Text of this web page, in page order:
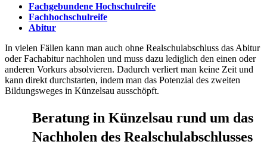
Fachgebundene Hochschulreife
Fachhochschulreife
Abitur
In vielen Fällen kann man auch ohne Realschulabschluss das Abitur
oder Fachabitur nachholen und muss dazu lediglich den einen oder
anderen Vorkurs absolvieren. Dadurch verliert man keine Zeit und
kann direkt durchstarten, indem man das Potenzial des zweiten
Bildungsweges in Künzelsau ausschöpft.
Beratung in Künzelsau rund um das
Nachholen des Realschulabschlusses